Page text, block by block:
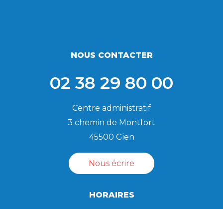
NOUS CONTACTER
02 38 29 80 00
Centre administratif
3 chemin de Montfort
45500 Gien
Nous écrire
HORAIRES